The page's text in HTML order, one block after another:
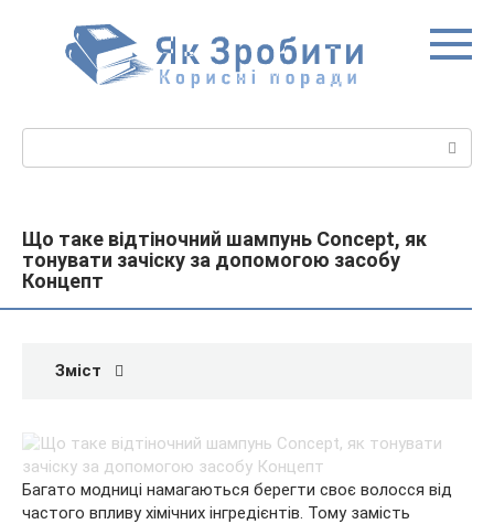
Що таке відтіночний шампунь Concept, як
тонувати зачіску за допомогою засобу
Концепт
Зміст
Багато модниці намагаються берегти своє волосся від
частого впливу хімічних інгредієнтів. Тому замість